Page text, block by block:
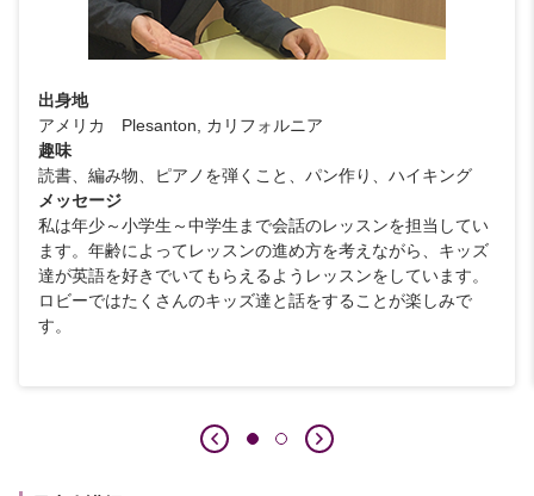
出身地
アメリカ Plesanton, カリフォルニア
趣味
読書、編み物、ピアノを弾くこと、パン作り、ハイキング
メッセージ
私は年少～小学生～中学生まで会話のレッスンを担当してい
ます。年齢によってレッスンの進め方を考えながら、キッズ
達が英語を好きでいてもらえるようレッスンをしています。
ロビーではたくさんのキッズ達と話をすることが楽しみで
す。